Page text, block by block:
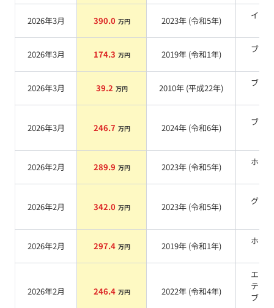
2026年3月 390.0 万円 2023年 (令和5年)
イエ
2026年3月 174.3 万円 2019年 (令和1年)
ブラ
2026年3月 39.2 万円 2010年 (平成22年)
ブラ
2026年3月 246.7 万円 2024年 (令和6年)
ブラ
2026年2月 289.9 万円 2023年 (令和5年)
ホワ
2026年2月 342.0 万円 2023年 (令和5年)
グリ
2026年2月 297.4 万円 2019年 (令和1年)
ホワ
2026年2月 246.4 万円 2022年 (令和4年)
エニ
ティ
ブラ